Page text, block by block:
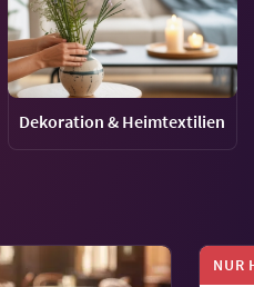
Dekoration & Heimtextilien
NUR